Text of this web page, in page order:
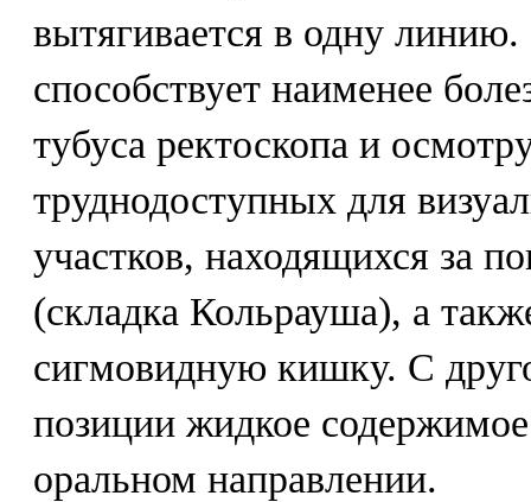
вытягивается в одну
способствует наименее
тубуса ректоскопа и
труднодоступных для
участков, находящихся за
(складка Кольрауша), а
сигмовидную кишку. С
позиции жидкое
оральном направлении.